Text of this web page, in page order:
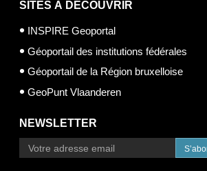
SITES À DÉCOUVRIR
INSPIRE Geoportal
Géoportail des institutions fédérales
Géoportail de la Région bruxelloise
GeoPunt Vlaanderen
NEWSLETTER